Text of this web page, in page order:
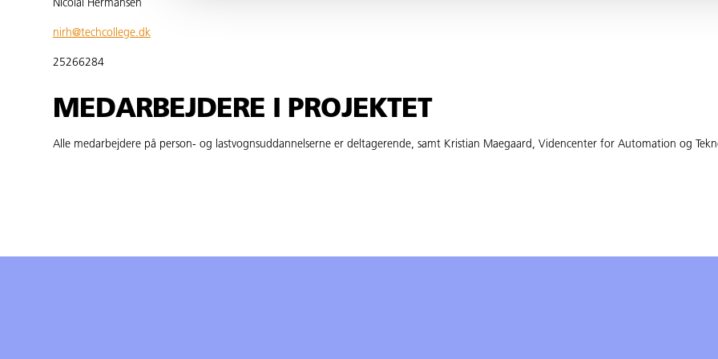
Nicolai Hermansen
nirh@techcollege.dk
25266284
MEDARBEJDERE I PROJEKTET
Alle medarbejdere på person- og lastvognsuddannelserne er deltagerende, samt Kristian Maegaard, Videncenter for Automation og